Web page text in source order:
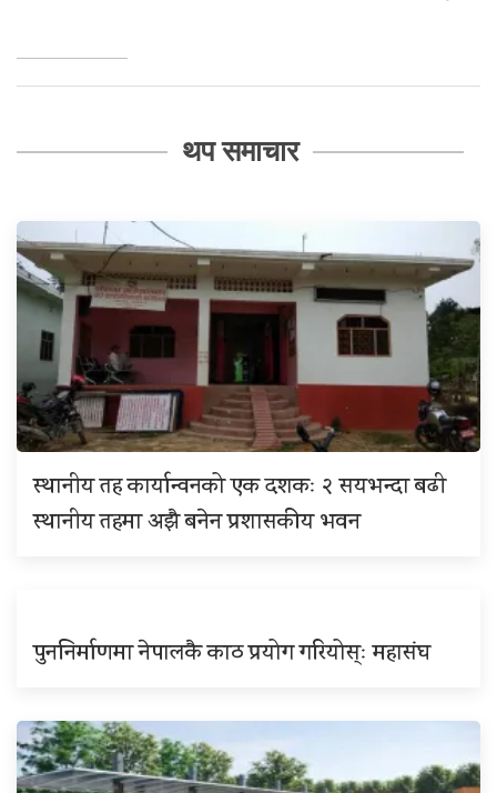
थप समाचार
स्थानीय तह कार्यान्वनको एक दशकः २ सयभन्दा बढी
स्थानीय तहमा अझै बनेन प्रशासकीय भवन
पुननिर्माणमा नेपालकै काठ प्रयोग गरियोस्ः महासंघ